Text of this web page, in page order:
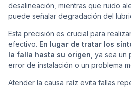
desalineación, mientras que ruido
puede señalar degradación del
Esta precisión es crucial para
efectivo. En lugar de tratar los
la falla hasta su origen , ya sea
error de instalación o un problema
Atender la causa raíz evita fallas